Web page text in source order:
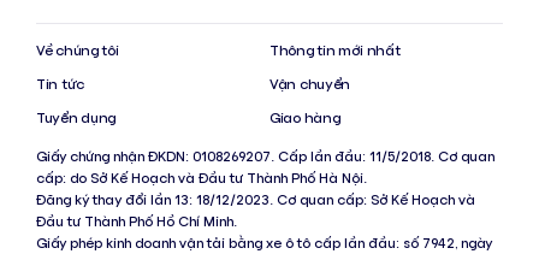
Về chúng tôi
Tin tức
Tuyển dụng
Thông tin mới nhất
Vận chuyển
Giao hàng
Giấy chứng nhận ĐKDN: 0108269207. Cấp lần đầu: 11/5/2018. Cơ quan
cấp: do Sở Kế Hoạch và Đầu tư Thành Phố Hà Nội.
Đăng ký thay đổi lần 13: 18/12/2023. Cơ quan cấp: Sở Kế Hoạch và
Đầu tư Thành Phố Hồ Chí Minh.
Giấy phép kinh doanh vận tải bằng xe ô tô cấp lần đầu: số 7942, ngày